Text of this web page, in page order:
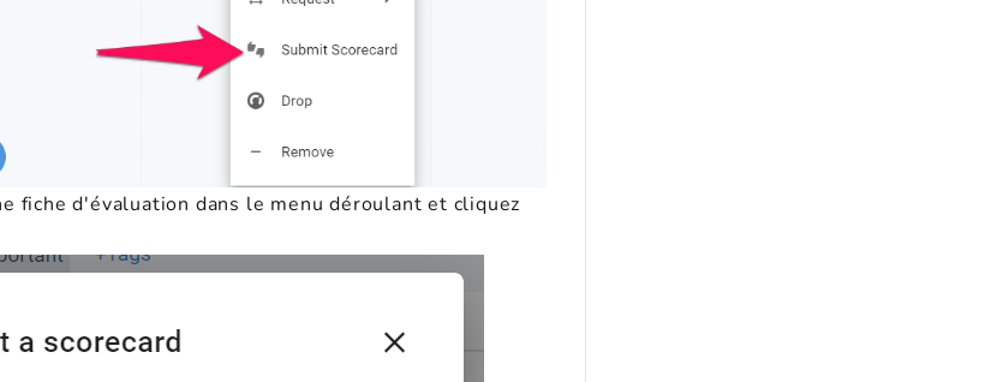
fiche d'évaluation dans le menu déroulant et cliquez